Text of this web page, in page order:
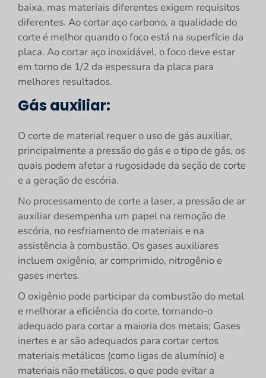
baixa, mas materiais diferentes exigem requisitos
diferentes. Ao cortar aço carbono, a qualidade do
corte é melhor quando o foco está na superfície da
placa. Ao cortar aço inoxidável, o foco deve estar
em torno de 1/2 da espessura da placa para
melhores resultados.
Gás auxiliar:
O corte de material requer o uso de gás auxiliar,
principalmente a pressão do gás e o tipo de gás, os
quais podem afetar a rugosidade da seção de corte
e a geração de escória.
No processamento de corte a laser, a pressão de ar
auxiliar desempenha um papel na remoção de
escória, no resfriamento de materiais e na
assistência à combustão. Os gases auxiliares
incluem oxigênio, ar comprimido, nitrogênio e
gases inertes.
O oxigênio pode participar da combustão do metal
e melhorar a eficiência do corte, tornando-o
adequado para cortar a maioria dos metais; Gases
inertes e ar são adequados para cortar certos
materiais metálicos (como ligas de alumínio) e
materiais não metálicos, o que pode evitar a